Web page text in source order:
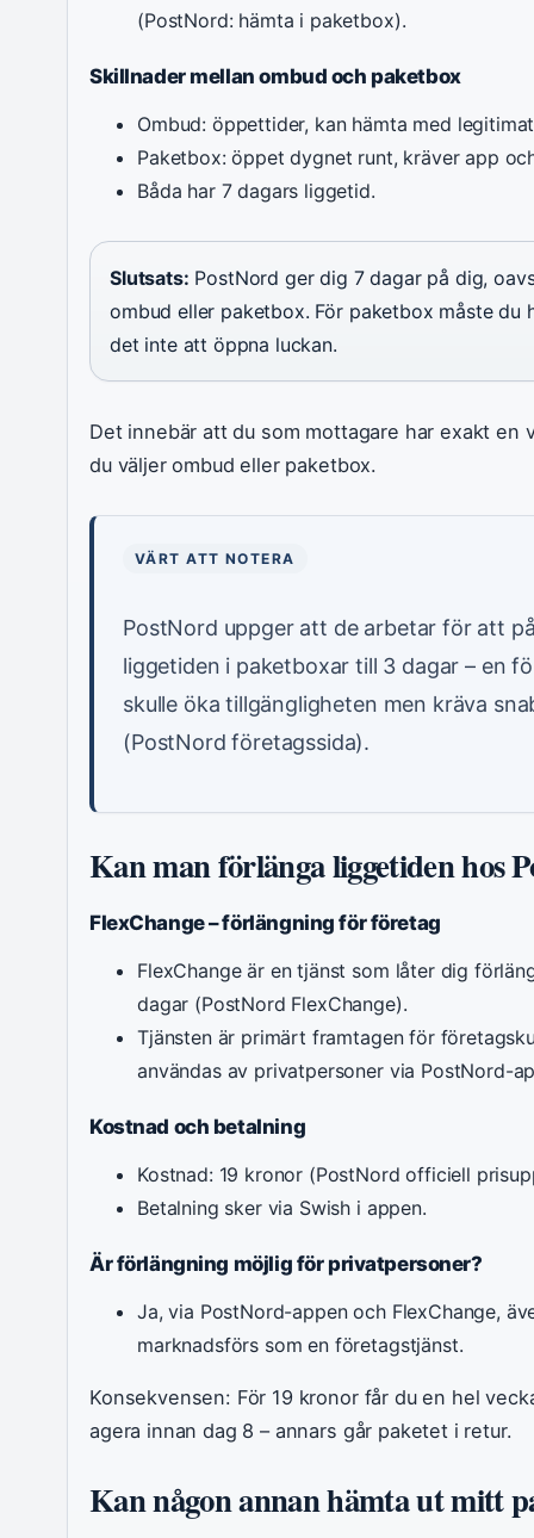
(PostNord: hämta i paketbox).
Skillnader mellan ombud och paketbox
Ombud: öppettider, kan hämta med
Paketbox: öppet dygnet runt, kräver app
Båda har 7 dagars liggetid.
Slutsats: PostNord ger dig 7 dagar på dig,
ombud eller paketbox. För paketbox måste du
det inte att öppna luckan.
Det innebär att du som mottagare har exakt en
du väljer ombud eller paketbox.
VÄRT ATT NOTERA
PostNord uppger att de arbetar för att
liggetiden i paketboxar till 3 dagar – en
skulle öka tillgängligheten men kräva
(PostNord företagssida).
Kan man förlänga liggetiden hos
FlexChange – förlängning för företag
FlexChange är en tjänst som låter dig
dagar (PostNord FlexChange).
Tjänsten är primärt framtagen för
användas av privatpersoner via PostNord-
Kostnad och betalning
Kostnad: 19 kronor (PostNord officiell
Betalning sker via Swish i appen.
Är förlängning möjlig för privatpersoner?
Ja, via PostNord-appen och FlexChange,
marknadsförs som en företagstjänst.
Konsekvensen: För 19 kronor får du en hel
agera innan dag 8 – annars går paketet i retur.
Kan någon annan hämta ut mitt